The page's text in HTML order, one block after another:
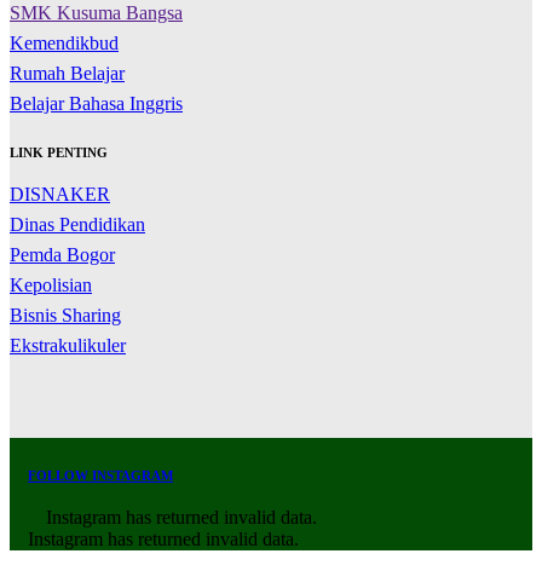
SMK Kusuma Bangsa
Kemendikbud
Rumah Belajar
Belajar Bahasa Inggris
LINK PENTING
DISNAKER
Dinas Pendidikan
Pemda Bogor
Kepolisian
Bisnis Sharing
Ekstrakulikuler
FOLLOW INSTAGRAM
Instagram has returned invalid data.
Instagram has returned invalid data.